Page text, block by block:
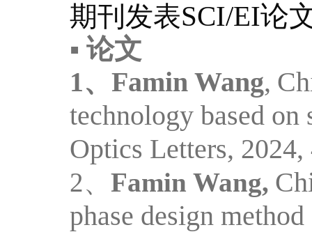
期刊发表SCI/EI论
▪ 论文
1、 Famin Wang,
technology based
Optics Letters,
2、 Famin Wang,
phase design